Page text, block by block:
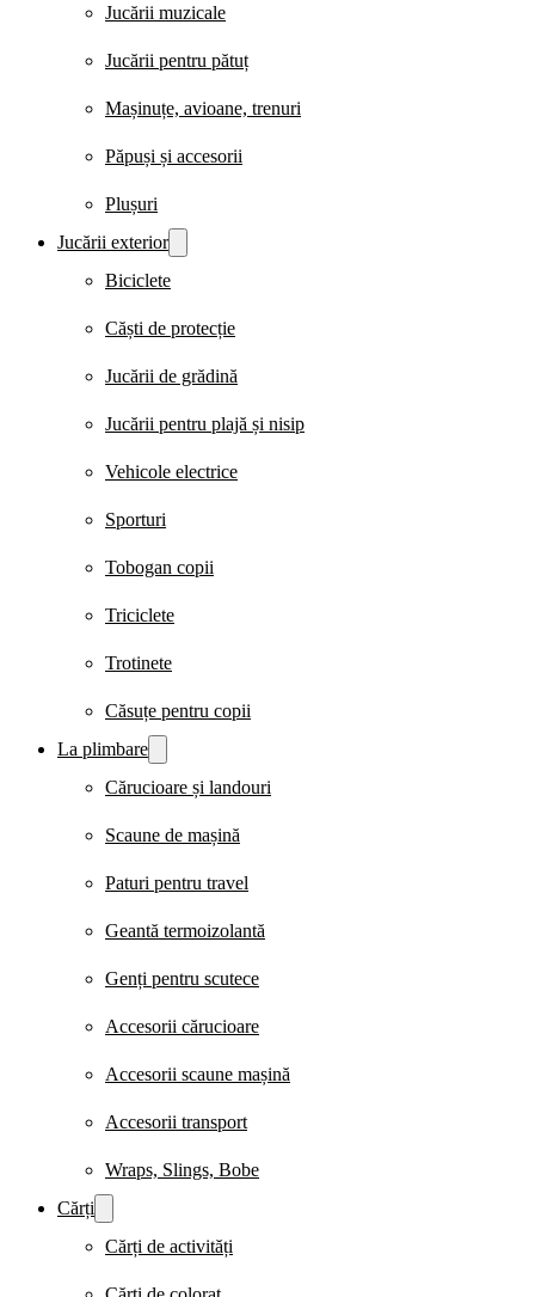
Jucării muzicale
Jucării pentru pătuț
Mașinuțe, avioane, trenuri
Păpuși și accesorii
Plușuri
Jucării exterior
Biciclete
Căști de protecție
Jucării de grădină
Jucării pentru plajă și nisip
Vehicole electrice
Sporturi
Tobogan copii
Triciclete
Trotinete
Căsuțe pentru copii
La plimbare
Cărucioare și landouri
Scaune de mașină
Paturi pentru travel
Geantă termoizolantă
Genți pentru scutece
Accesorii cărucioare
Accesorii scaune mașină
Accesorii transport
Wraps, Slings, Bobe
Cărți
Cărți de activități